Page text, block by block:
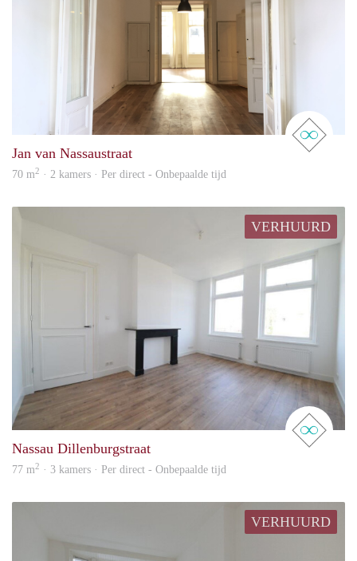
Jan van Nassaustraat
70 m2 · 2 kamers · Per direct - Onbepaalde tijd
VERHUURD
real
Nassau Dillenburgstraat
77 m2 · 3 kamers · Per direct - Onbepaalde tijd
VERHUURD